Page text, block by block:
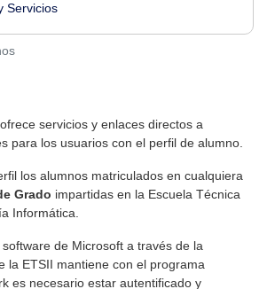
Servicios
servicios y enlaces directos a
para los usuarios con el perfil de alumno.
los alumnos matriculados en cualquiera
Grado impartidas en la Escuela Técnica
Informática.
de Microsoft a través de la
la ETSII mantiene con el programa
es necesario estar autentificado y